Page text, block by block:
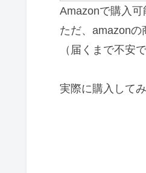
Amazonで購入可
ただ、amazonの
（届くまで不安
実際に購入して